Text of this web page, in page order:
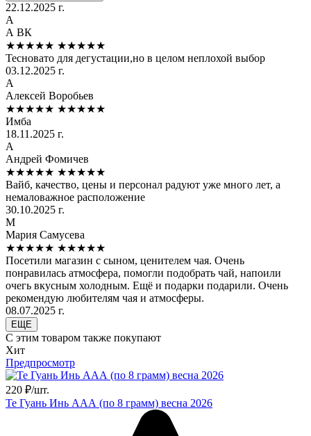
22.12.2025 г.
А
А ВК
★★★★★ ★★★★★
Тесновато для дегустации,но в целом неплохой выбор
03.12.2025 г.
А
Алексей Воробьев
★★★★★ ★★★★★
Имба
18.11.2025 г.
А
Андрей Фомичев
★★★★★ ★★★★★
Вайб, качество, цены и персонал радуют уже много лет, а
немаловажное расположение
30.10.2025 г.
М
Мария Самусева
★★★★★ ★★★★★
Посетили магазин с сыном, ценителем чая. Очень
понравилась атмосфера, помогли подобрать чай, напоили
очегь вкусным холодным. Ещё и подарки подарили. Очень
рекомендую любителям чая и атмосферы.
08.07.2025 г.
ЕЩЕ
С этим товаром также покупают
Хит
Предпросмотр
220 ₽/шт.
Те Гуань Инь ААА (по 8 грамм) весна 2026